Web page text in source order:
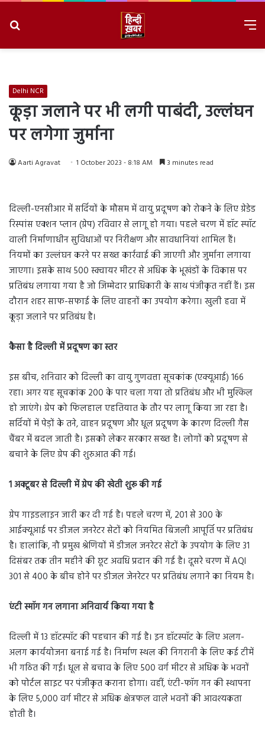
Delhi NCR
कूड़ा जलाने पर भी लगी पाबंदी, उल्लंघन
पर लगेगा जुर्माना
Aarti Agravat 1 October 2023 - 8:18 AM 3 minutes read
दिल्ली-एनसीआर में सर्दियों के मौसम में वायु प्रदूषण को रोकने के लिए ग्रेडेड
रिस्पांस एक्शन प्लान (ग्रेप) रविवार से लागू हो गया। पहले चरण में हॉट स्पॉट
वाली निर्माणाधीन सुविधाओं पर निरीक्षण और सावधानियां शामिल हैं।
नियमों का उल्लंघन करने पर सख्त कार्रवाई की जाएगी और जुर्माना लगाया
जाएगा। इसके साथ 500 स्क्वायर मीटर से अधिक के भूखंडों के विकास पर
प्रतिबंध लगाया गया है जो जिम्मेदार प्राधिकारी के साथ पंजीकृत नहीं हैं। इस
दौरान शहर साफ-सफाई के लिए वाहनों का उपयोग करेगा। खुली हवा में
कूड़ा जलाने पर प्रतिबंध है।
कैसा है दिल्ली में प्रदूषण का स्तर
इस बीच, शनिवार को दिल्ली का वायु गुणवत्ता सूचकांक (एक्यूआई) 166
रहा। अगर यह सूचकांक 200 के पार चला गया तो प्रतिबंध और भी मुश्किल
हो जाएंगे। ग्रेप को फिलहाल एहतियात के तौर पर लागू किया जा रहा है।
सर्दियों में पेड़ों के तने, वाहन प्रदूषण और धूल प्रदूषण के कारण दिल्ली गैस
चैंबर में बदल जाती है। इसको लेकर सरकार सख्त है। लोगों को प्रदूषण से
बचाने के लिए ग्रेप की शुरुआत की गई।
1 अक्टूबर से दिल्ली में ग्रेप की खेती शुरू की गई
ग्रेप गाइडलाइन जारी कर दी गई है। पहले चरण में, 201 से 300 के
आईक्यूआई पर डीजल जनरेटर सेटों को नियमित बिजली आपूर्ति पर प्रतिबंध
है। हालांकि, नौ प्रमुख श्रेणियों में डीजल जनरेटर सेटों के उपयोग के लिए 31
दिसंबर तक तीन महीने की छूट अवधि प्रदान की गई है। दूसरे चरण में AQI
301 से 400 के बीच होने पर डीजल जेनरेटर पर प्रतिबंध लगाने का नियम है।
एंटी स्मॉग गन लगाना अनिवार्य किया गया है
दिल्ली में 13 हॉटस्पॉट की पहचान की गई है। इन हॉटस्पॉट के लिए अलग-
अलग कार्ययोजना बनाई गई है। निर्माण स्थल की निगरानी के लिए कई टीमें
भी गठित की गईं। धूल से बचाव के लिए 500 वर्ग मीटर से अधिक के भवनों
को पोर्टल साइट पर पंजीकृत कराना होगा। वहीं, एंटी-फॉग गन की स्थापना
के लिए 5,000 वर्ग मीटर से अधिक क्षेत्रफल वाले भवनों की आवश्यकता
होती है।